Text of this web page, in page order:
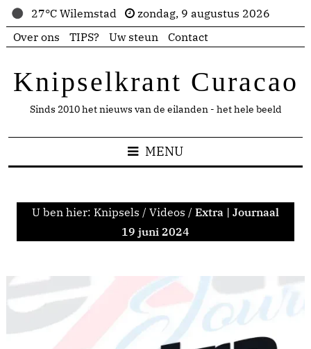
27°C Wilemstad
zondag, 9 augustus 2026
Over ons
TIPS? Uw steun Contact
Knipselkrant Curacao
Sinds 2010 het nieuws van de eilanden - het hele beeld
MENU
U ben hier: Knipsels / Videos / Extra | Journaal
19 juni 2024